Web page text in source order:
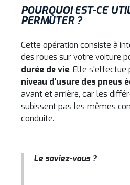
POURQUOI EST-CE
PERMUTER ?
Cette opération consiste à
des roues sur votre voiture
durée de vie. Elle s'effectue
niveau d'usure des pneus
avant et arrière, car les
subissent pas les mêmes
conduite.
Le saviez-vous ?